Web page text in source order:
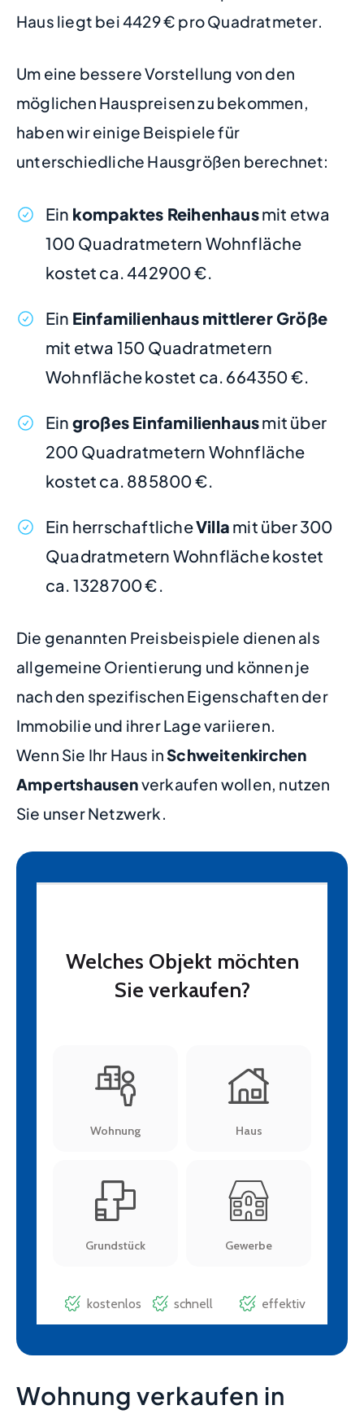
Haus liegt bei 4429 € pro Quadratmeter.
Um eine bessere Vorstellung von den
möglichen Hauspreisen zu bekommen,
haben wir einige Beispiele für
unterschiedliche Hausgrößen berechnet:
Ein kompaktes Reihenhausmit etwa
100 Quadratmetern Wohnfläche
kostet ca. 442900 €.
Ein Einfamilienhaus mittlerer Größe
mit etwa 150 Quadratmetern
Wohnfläche kostet ca. 664350 €.
Ein großes Einfamilienhausmit über
200 Quadratmetern Wohnfläche
kostet ca. 885800 €.
Ein herrschaftlicheVilla mit über 300
Quadratmetern Wohnfläche kostet
ca. 1328700 €.
Die genannten Preisbeispiele dienen als
allgemeine Orientierung und können je
nach den spezifischen Eigenschaften der
Immobilie und ihrer Lage variieren.
Wenn Sie Ihr Haus inSchweitenkirchen
Ampertshausenverkaufen wollen, nutzen
Sie unser Netzwerk.
Wohnung verkaufen in